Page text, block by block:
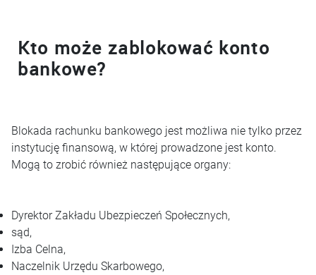
Kto może zablokować konto
bankowe?
Blokada rachunku bankowego jest możliwa nie tylko przez
instytucję finansową, w której prowadzone jest konto.
Mogą to zrobić również następujące organy:
Dyrektor Zakładu Ubezpieczeń Społecznych,
sąd,
Izba Celna,
Naczelnik Urzędu Skarbowego,